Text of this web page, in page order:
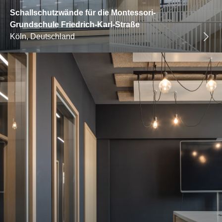
Schallschutzwände für die Montessori-
Grundschule Friedrich-Karl-Straße
Köln, Deutschland